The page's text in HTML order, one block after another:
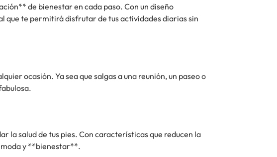
de bienestar en cada paso. Con un diseño
que te permitirá disfrutar de tus actividades diarias sin
ocasión. Ya sea que salgas a una reunión, un paseo o
la salud de tus pies. Con características que reducen la
moda y **bienestar**.